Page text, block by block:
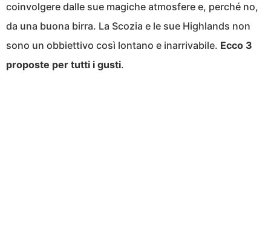
coinvolgere dalle sue magiche atmosfere e, perché no,
da una buona birra. La Scozia e le sue Highlands non
sono un obbiettivo così lontano e inarrivabile. Ecco 3
proposte per tutti i gusti.